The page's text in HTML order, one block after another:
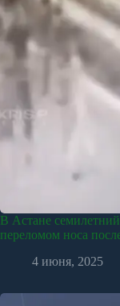
В Астане
переломом носа
4 июня, 2025